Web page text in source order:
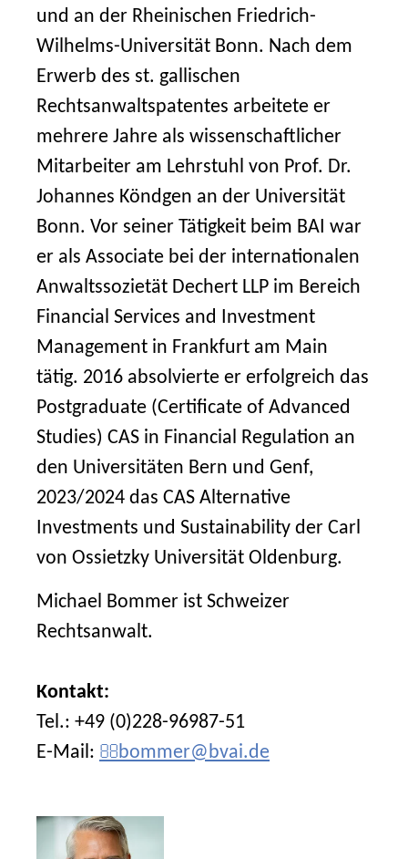
und an der Rheinischen Friedrich-
Wilhelms-Universität Bonn. Nach dem
Erwerb des st. gallischen
Rechtsanwaltspatentes arbeitete er
mehrere Jahre als wissenschaftlicher
Mitarbeiter am Lehrstuhl von Prof. Dr.
Johannes Köndgen an der Universität
Bonn. Vor seiner Tätigkeit beim BAI war
er als Associate bei der internationalen
Anwaltssozietät Dechert LLP im Bereich
Financial Services and Investment
Management in Frankfurt am Main
tätig. 2016 absolvierte er erfolgreich das
Postgraduate (Certificate of Advanced
Studies) CAS in Financial Regulation an
den Universitäten Bern und Genf,
2023/2024 das CAS Alternative
Investments und Sustainability der Carl
von Ossietzky Universität Oldenburg.
Michael Bommer ist Schweizer
Rechtsanwalt.
Kontakt:
Tel.: +49 (0)228-96987-51
E-Mail:
bommer@bvai.de